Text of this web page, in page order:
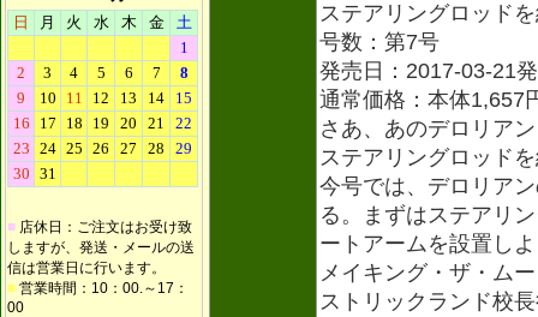
■ 店休日：ご注文はお受け致
しますが、発送・メールの送
信は営業日に行います。
■ 営業時間：10：00.～17：
00
ステアリングロッド
号数：第7号
発売日：2017-03-21
通常価格：本体1,657
さあ、あのデロリア
ステアリングロッド
今号では、デロリア
る。まずはステアリ
ートアームを設置し
メイキング・ザ・ム
ストリックランド校